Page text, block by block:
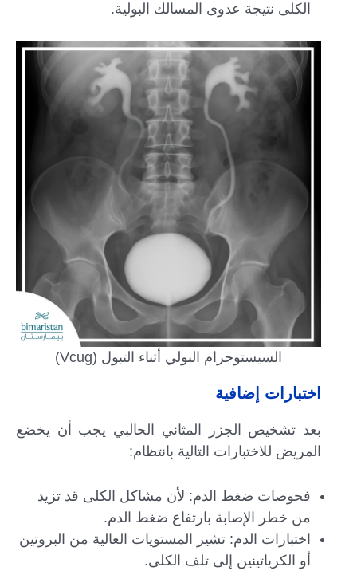
الكلى نتيجة عدوى المسالك البولية.
السيستوجرام البولي أثناء التبول (Vcug)
اختبارات إضافية
بعد تشخيص الجزر المثاني الحالبي يجب أن يخضع
المريض للاختبارات التالية بانتظام:
فحوصات ضغط الدم: لأن مشاكل الكلى قد تزيد
من خطر الإصابة بارتفاع ضغط الدم.
اختبارات الدم: تشير المستويات العالية من البروتين
أو الكرياتينين إلى تلف الكلى.